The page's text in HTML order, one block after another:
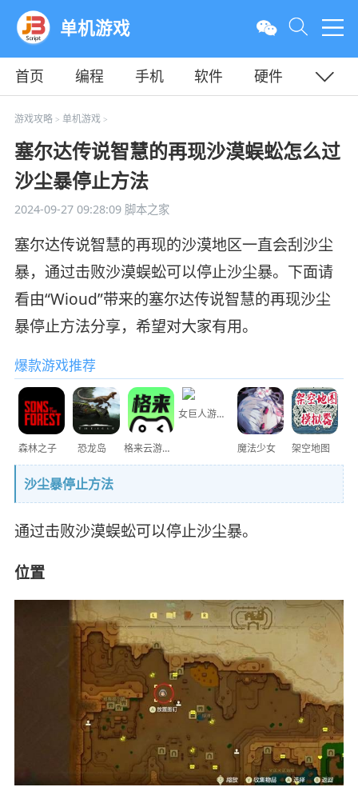
单机游戏
首页 编程 手机 软件
硬件
教程
平面
游戏攻略> 单机游戏>
塞尔达传说智慧的再现沙漠蜈蚣怎么过
沙尘暴停止方法
2024-09-27 09:28:09脚本之家
塞尔达传说智慧的再现的沙漠地区一直会刮沙尘
暴，通过击败沙漠蜈蚣可以停止沙尘暴。下面请
看由“Wioud”带来的塞尔达传说智慧的再现沙尘
暴停止方法分享，希望对大家有用。
爆款游戏推荐
森林之子 恐龙岛 格来云游戏
女巨人游乐场
魔法少女 架空地图
沙尘暴停止方法
通过击败沙漠蜈蚣可以停止沙尘暴。
位置